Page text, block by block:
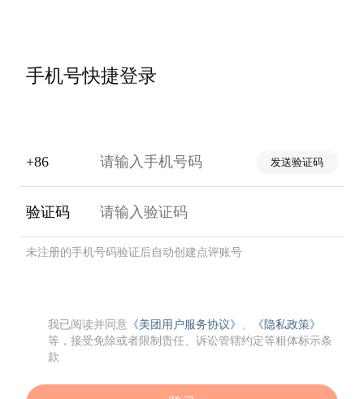
手机号快捷登录
+86 发送验证码
验证码
未注册的手机号码验证后自动创建点评账号
我已阅读并同意 《美团用户服务协议》
《隐私政策》
等，接受免除或者限制责任、诉讼管辖约定等粗体标示条
款